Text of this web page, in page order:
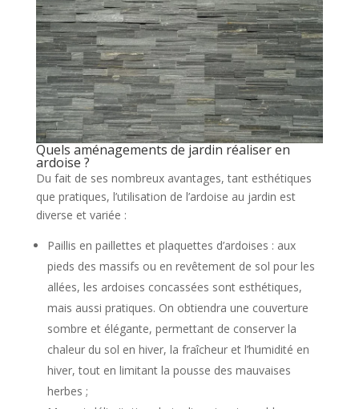
Quels aménagements de jardin réaliser en
ardoise ?
Du fait de ses nombreux avantages, tant esthétiques
que pratiques, l’utilisation de l’ardoise au jardin est
diverse et variée :
Paillis en paillettes et plaquettes d’ardoises : aux
pieds des massifs ou en revêtement de sol pour les
allées, les ardoises concassées sont esthétiques,
mais aussi pratiques. On obtiendra une couverture
sombre et élégante, permettant de conserver la
chaleur du sol en hiver, la fraîcheur et l’humidité en
hiver, tout en limitant la pousse des mauvaises
herbes ;